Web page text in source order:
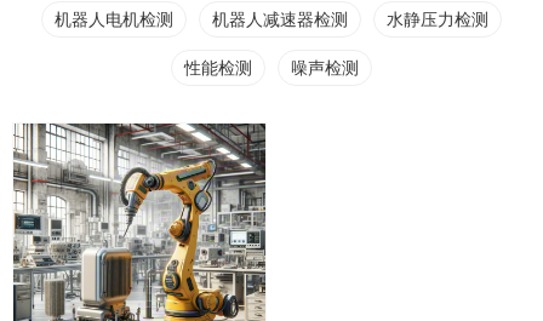
机器人电机检测 机器人减速器检测 水静压力检测
性能检测 噪声检测